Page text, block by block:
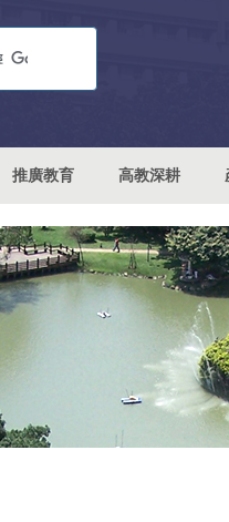
推廣教育 高教深耕